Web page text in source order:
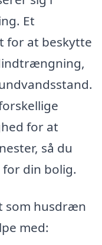
Et
for at beskytte
for at
så du
din bolig.
som husdræn
med: